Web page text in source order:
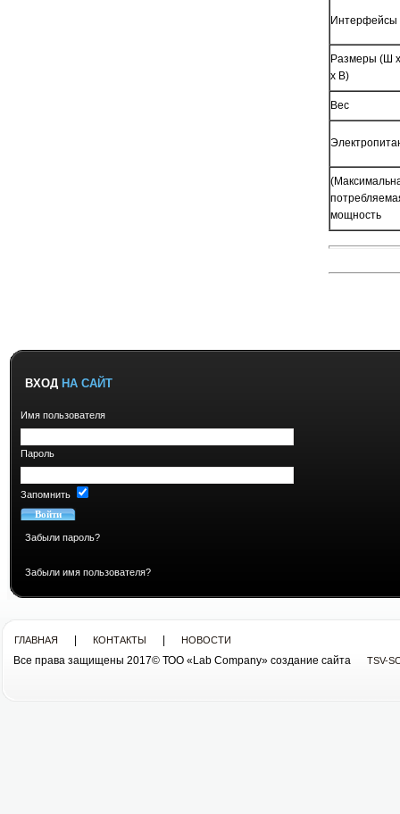
Интерфейсы
Размеры (Ш
x В)
Вес
мощность
ВХОД НА САЙТ
Имя пользователя
Пароль
Запомнить
Забыли пароль?
Забыли имя пользователя?
ГЛАВНАЯ КОНТАКТЫ НОВОСТИ
Все права защищены 2017© ТОО «Lab Company» cоздание сайта TSV-